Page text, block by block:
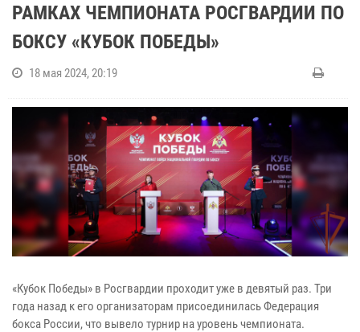
РАМКАХ ЧЕМПИОНАТА РОСГВАРДИИ ПО
БОКСУ «КУБОК ПОБЕДЫ»
18 мая 2024, 20:19
«Кубок Победы» в Росгвардии проходит уже в девятый раз. Три
года назад к его организаторам присоединилась Федерация
бокса России, что вывело турнир на уровень чемпионата.